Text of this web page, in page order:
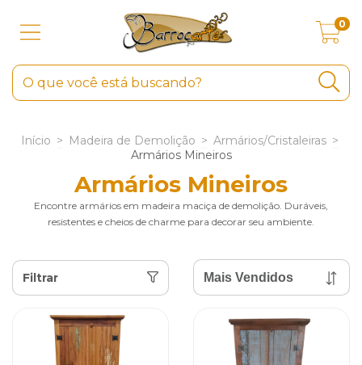
0
Início > Madeira de Demolição > Armários/Cristaleiras >
Armários Mineiros
Armários Mineiros
Encontre armários em madeira maciça de demolição. Duráveis,
resistentes e cheios de charme para decorar seu ambiente.
Filtrar